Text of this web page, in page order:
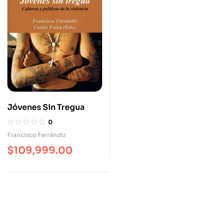
Jóvenes Sin Tregua
0
Francisco Ferrándiz
$109,999.00